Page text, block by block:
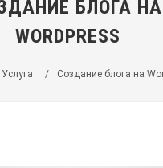
БЛОГА НА
WORDPRESS
Услуга / Создание блога на